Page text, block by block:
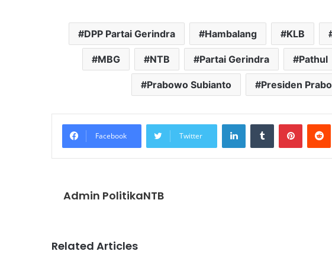
DPP Partai Gerindra Hambalang KLB
MBG NTB Partai Gerindra Pathul
Prabowo Subianto Presiden
Facebook Twitter
LinkedInTumblr Pinterest
Admin PolitikaNTB
Related Articles